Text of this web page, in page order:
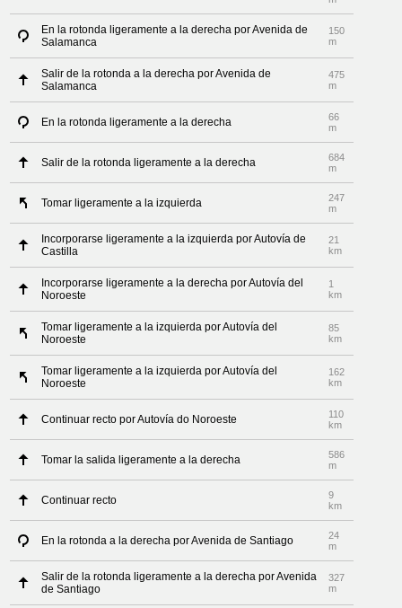
En la rotonda ligeramente a la derecha por Avenida de
Salamanca
150
m
Salir de la rotonda a la derecha por Avenida de
Salamanca
475
m
En la rotonda ligeramente a la derecha
66
m
Salir de la rotonda ligeramente a la derecha
684
m
Tomar ligeramente a la izquierda
247
m
Incorporarse ligeramente a la izquierda por Autovía de
Castilla
21
km
Incorporarse ligeramente a la derecha por Autovía del
Noroeste
1
km
Tomar ligeramente a la izquierda por Autovía del
Noroeste
85
km
Tomar ligeramente a la izquierda por Autovía del
Noroeste
162
km
Continuar recto por Autovía do Noroeste
110
km
Tomar la salida ligeramente a la derecha
586
m
Continuar recto
9
km
En la rotonda a la derecha por Avenida de Santiago
24
m
Salir de la rotonda ligeramente a la derecha por Avenida
de Santiago
327
m